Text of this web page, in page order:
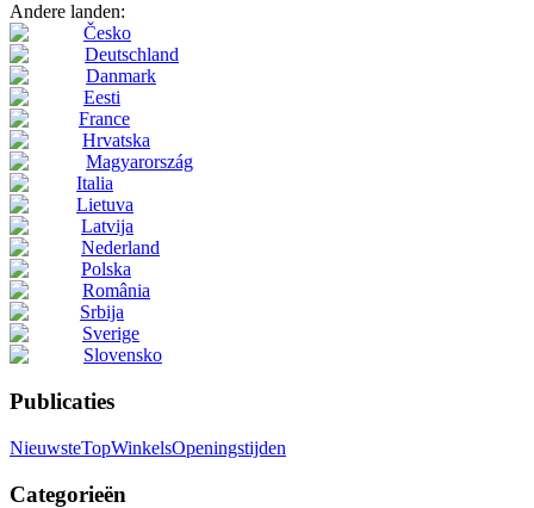
Andere landen:
Česko
Deutschland
Danmark
Eesti
France
Hrvatska
Magyarország
Italia
Lietuva
Latvija
Nederland
Polska
România
Srbija
Sverige
Slovensko
Publicaties
NieuwsteTopWinkelsOpeningstijden
Categorieën